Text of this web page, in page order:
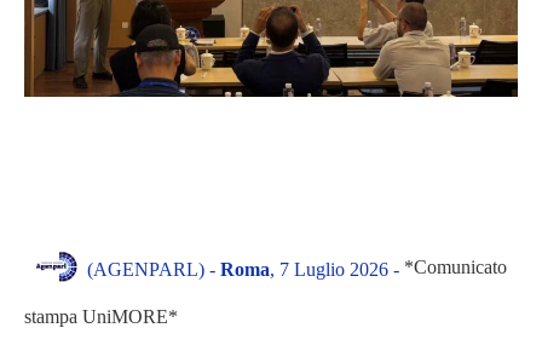
(AGENPARL) - Roma, 7 Luglio 2026 - *Comunicato
stampa UniMORE*